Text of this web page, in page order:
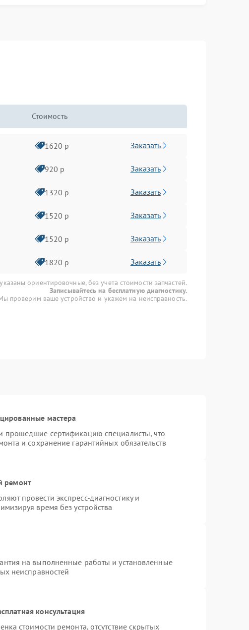
Стоимость
1620 р Заказать
920 р Заказать
1320 р Заказать
1520 р Заказать
1520 р Заказать
1820 р Заказать
ориентировочные, без учета стоимости запчастей.
Записывайтесь на бесплатную диагностику.
проверим ваше устройство и укажем на неисправность.
мастера
прошедшие сертификацию специалисты, что
и сохранение гарантийных обязательств
ремонт
провести экспресс-диагностику и
время без устройства
на выполненные работы и установленные
неисправностей
консультация
стоимости ремонта, отсутствие скрытых